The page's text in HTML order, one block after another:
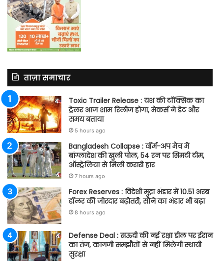
ताज़ा समाचार
Toxic Trailer Release : यश की टॉक्सिक का
ट्रेलर आज शाम रिलीज होगा, मेकर्स ने डेट और
समय बताया
5 hours ago
Bangladesh Collapse : वॉर्म-अप मैच में
बांग्लादेश की खुली पोल, 54 रन पर सिमटी टीम,
ऑस्ट्रेलिया से मिली करारी हार
7 hours ago
Forex Reserves : विदेशी मुद्रा भंडार में 10.51 अरब
डॉलर की जोरदार बढ़ोतरी, सोने का भंडार भी बढ़ा
8 hours ago
Defense Deal : सऊदी की नई रक्षा डील पर ईरान
का तंज, कागजी समझौतों से नहीं मिलेगी स्थायी
सुरक्षा